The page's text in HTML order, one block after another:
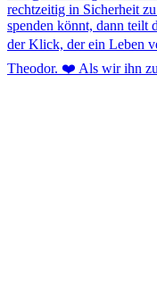
Theodor. ❤️ Als wir ihn